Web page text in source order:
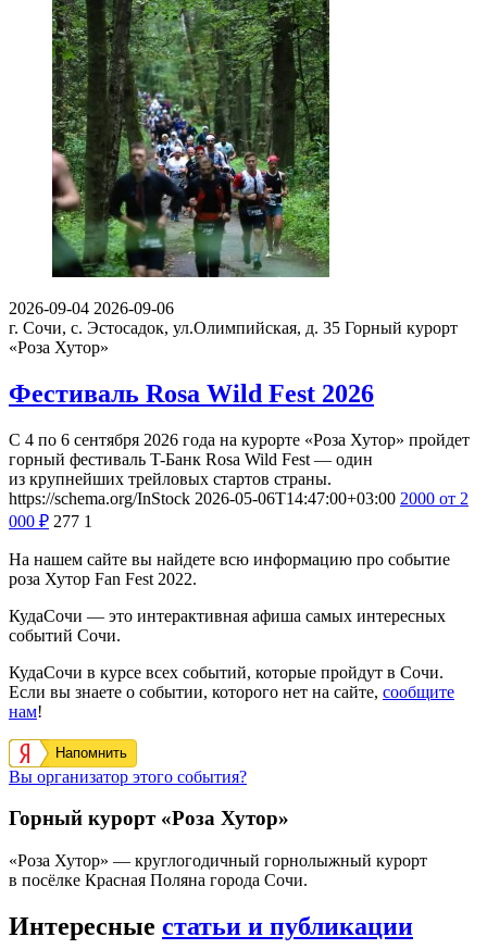
2026-09-04 2026-09-06
г. Сочи, с. Эстосадок, ул.Олимпийская, д. 35 Горный курорт
«Роза Хутор»
Фестиваль Rosa Wild Fest 2026
С 4 по 6 сентября 2026 года на курорте «Роза Хутор» пройдет
горный фестиваль T-Банк Rosa Wild Fest — один
из крупнейших трейловых стартов страны.
https://schema.org/InStock 2026-05-06T14:47:00+03:00 2000 от 2
000 ₽ 277 1
На нашем сайте вы найдете всю информацию про событие
роза Хутор Fan Fest 2022.
КудаСочи — это интерактивная афиша самых интересных
событий Сочи.
КудаСочи в курсе всех событий, которые пройдут в Сочи.
Если вы знаете о событии, которого нет на сайте, сообщите
нам!
Напомнить
Вы организатор этого события?
Горный курорт «Роза Хутор»
«Роза Хутор» — круглогодичный горнолыжный курорт
в посёлке Красная Поляна города Сочи.
Интересные статьи и публикации